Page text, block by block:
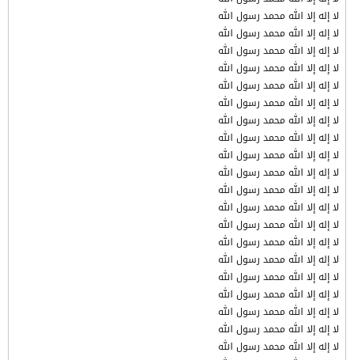
لا إله إلا الله محمد رسول الله
لا إله إلا الله محمد رسول الله
لا إله إلا الله محمد رسول الله
لا إله إلا الله محمد رسول الله
لا إله إلا الله محمد رسول الله
لا إله إلا الله محمد رسول الله
لا إله إلا الله محمد رسول الله
لا إله إلا الله محمد رسول الله
لا إله إلا الله محمد رسول الله
لا إله إلا الله محمد رسول الله
لا إله إلا الله محمد رسول الله
لا إله إلا الله محمد رسول الله
لا إله إلا الله محمد رسول الله
لا إله إلا الله محمد رسول الله
لا إله إلا الله محمد رسول الله
لا إله إلا الله محمد رسول الله
لا إله إلا الله محمد رسول الله
لا إله إلا الله محمد رسول الله
لا إله إلا الله محمد رسول الله
لا إله إلا الله محمد رسول الله